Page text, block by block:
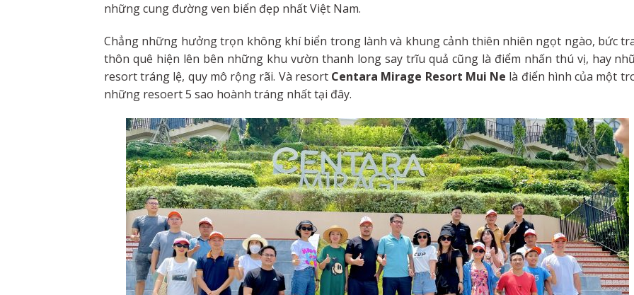
những cung đường ven biển đẹp nhất Việt Nam.
Chẳng những hưởng trọn không khí biển trong lành và khung cảnh thiên nhiên ngọt ngào, bức
thôn quê hiện lên bên những khu vườn thanh long say trĩu quả cũng là điểm nhấn thú vị, hay
resort tráng lệ, quy mô rộng rãi. Và resort Centara Mirage Resort Mui Ne là điển hình của một
những resoert 5 sao hoành tráng nhất tại đây.